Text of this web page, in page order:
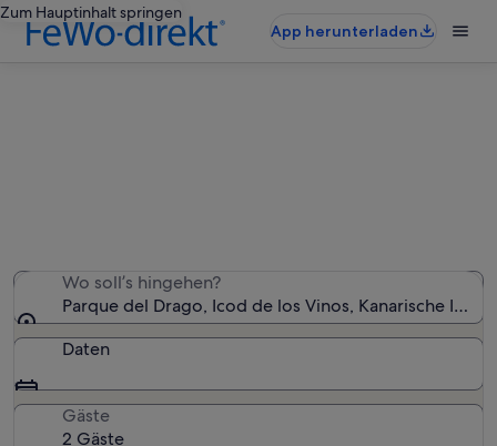
Zum Hauptinhalt springen
App herunterladen
Wo soll’s hingehen?
Parque del Drago, Icod de los Vinos, Kanarische
Daten
Gäste
2 Gäste